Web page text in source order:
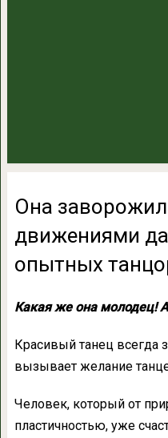
Она
движениями
опытных
Какая же она молодец!
Красивый танец всегда
вызывает желание
Человек, который от
пластичностью, уже